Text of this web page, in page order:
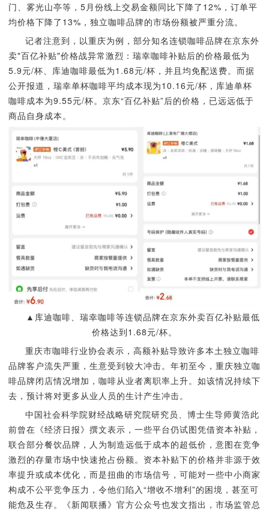
门、雾光山亭等，5月份线上交易金额同比下降了12%，订单平
均价格下降了13%，独立咖啡品牌的市场份额被严重分流。
记者注意到，以重庆为例，部分知名连锁咖啡品牌在京东外
卖"百亿补贴"价格战异常激烈：瑞幸咖啡补贴后的价格最低为
5.9元/杯、库迪咖啡最低为1.68元/杯，并且均免配送费。而据
公开报道，瑞幸单杯咖啡平均成本现为10.16元/杯，库迪单杯
咖啡成本为9.55元/杯。京东“百亿补贴”后的价格，已远远低于
商品自身成本。
▲库迪咖啡、瑞幸咖啡等连锁品牌在京东外卖百亿补贴最低
价格达到1.68元/杯。
重庆市咖啡行业协会表示，高额补贴导致许多本土独立咖啡
品牌客户流失严重，生意受到较大冲击。年初至今，重庆独立咖
啡品牌闭店情况增加，咖啡从业者离职率上升。如该情况持续下
去，预计将对更多从业人员的生计产生冲击。
中国社会科学院财经战略研究院研究员、博士生导师黄浩此
前曾在《经济日报》撰文表示，一些平台仍试图凭借资本补贴，
联合部分餐饮品牌，人为制造远低于成本的超低价，意图在竞争
激烈的存量市场中快速抢占份额。资本补贴下的价格并非源于效
率提升或成本优化，而是扭曲的市场信号，可能对一些中小商家
构成不公平竞争压力，令他们陷入“增收不增利”的困境，甚至可
能危及生存。《新闻联播》官方公众号也发文指出，市场监管总